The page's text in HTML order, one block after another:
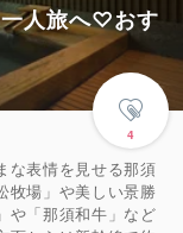
一人旅へ♡おす
4
な表情を見せる那須
牧場」や美しい景勝
や「那須和牛」など